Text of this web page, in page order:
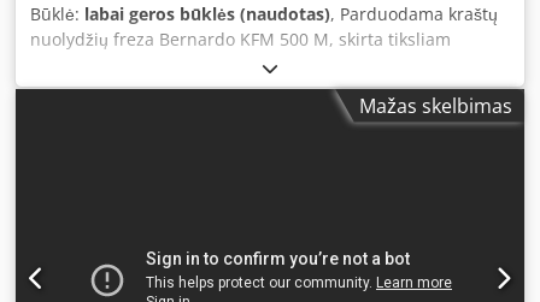
Būklė: labai geros būklės (naudotas), Parduodama kraštų
nuolydžių freza Bernardo KFM 500 M, skirta tiksliam
metalinių detalių nuolydžio darymui ir užriebiniavimui.
Tinka apdoroti plieną, nerūdijantį plieną, aliuminį ir kitus
metalus. Įrenginys puikiai tinka ruošinių paruošimui
Gamintojas: Bernardo Gamybos šalis: Austrija Modelis:
KFM 500 M Pagaminimo metai: 07/2019 Mašinos numeris:
Mažas skelbimas